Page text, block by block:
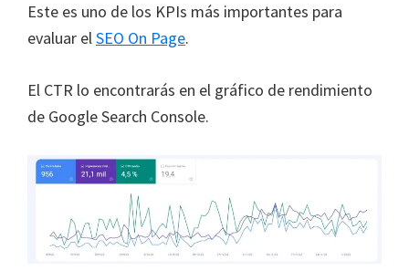
Este es uno de los KPIs más importantes para
evaluar elSEO On Page.
El CTR lo encontrarás en el gráfico de rendimiento
de Google Search Console.